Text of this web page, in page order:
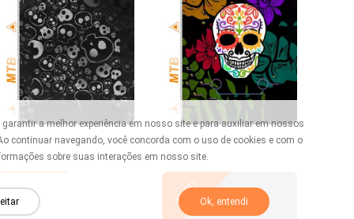
Novo
KL 024 Novo
KL 023
a melhor experiência em nosso site e para auxiliar em nossos
continuar navegando, você concorda com o uso de cookies e com o
sobre suas interações em nosso site.
Ok, entendi